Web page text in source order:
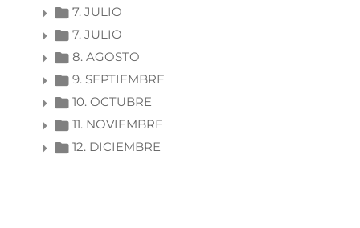
7. JULIO
7. JULIO
8. AGOSTO
9. SEPTIEMBRE
10. OCTUBRE
11. NOVIEMBRE
12. DICIEMBRE